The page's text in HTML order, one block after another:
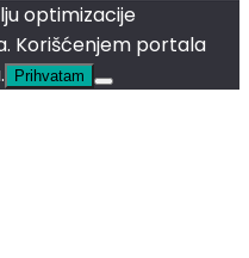
optimizacije
Korišćenjem portala
Prihvatam